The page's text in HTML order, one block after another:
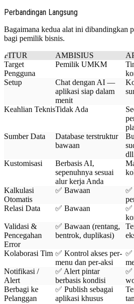
Perbandingan Langsung
Bagaimana kedua alat ini dibandingkan
bagi pemilik bisnis.
FITUR
AMBISIUS
Target
Pengguna
Pemilik UMKM
Setup
Chat dengan AI —
aplikasi siap dalam
menit
Keahlian TeknisTidak Ada
Sumber Data
Database terstruktur
bawaan
Kustomisasi
Berbasis AI,
sepenuhnya sesuai
alur kerja Anda
Kalkulasi
Otomatis
✅ Bawaan
Relasi Data
✅ Bawaan
Validasi &
Pencegahan
Error
✅ Bawaan (rentang,
bentrok, duplikasi)
Kolaborasi Tim ✅ Kontrol akses per-
menu dan per-aksi
Notifikasi /
Alert
✅ Alert pintar
berbasis kondisi
Berbagi ke
Pelanggan
✅ Publish sebagai
aplikasi khusus